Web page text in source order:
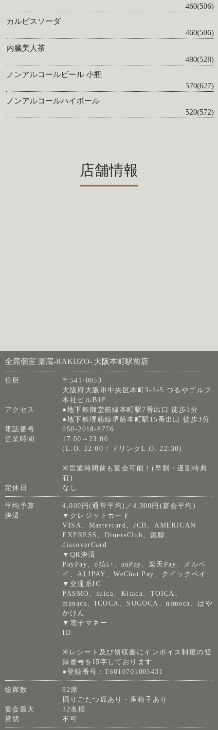
460(506)
カルピスソーダ
460(506)
内臓美人茶
480(528)
ノンアルコールビール 小瓶
570(627)
ノンアルコールハイボール
520(572)
店舗情報
全席個室 楽蔵‐RAKUZO‐ 大阪本町駅前店
住所
〒541-0053
大阪府大阪市中央区本町3-3-5 つるやゴルフ
本社ビルB1F
アクセス
●地下鉄御堂筋線本町駅7番出口 徒歩1分
●地下鉄堺筋線堺筋本町駅15番出口 徒歩3分
電話番号
050-2018-8776
営業時間
17:00～23:00
(L.O. 22:00 / ドリンクL.O. 22:30)
※営業時間前も宴会可能！(早割・遅割特典
有)
定休日
なし
平均予算
4,000円(通常平均)／4,300円(宴会平均)
決済
▼クレジットカード
VISA、Mastercard、JCB、AMERICAN
EXPRESS、DinersClub、銀聯、
discoverCard
▼QR決済
PayPay、d払い、auPay、楽天Pay、メルペ
イ、ALIPAY、WeChat Pay、クイックペイ
▼交通系IC
PASMO、suica、Kitaca、TOICA、
manaca、ICOCA、SUGOCA、nimoca、はや
かけん
▼電子マネー
ID
※レシート及び領収書にインボイス制度の登
録番号を印字しております
●登録番号：T6010701005431
総席数
82席
掘りごたつ席あり・座椅子あり
宴会最大
32名様
貸切
不可